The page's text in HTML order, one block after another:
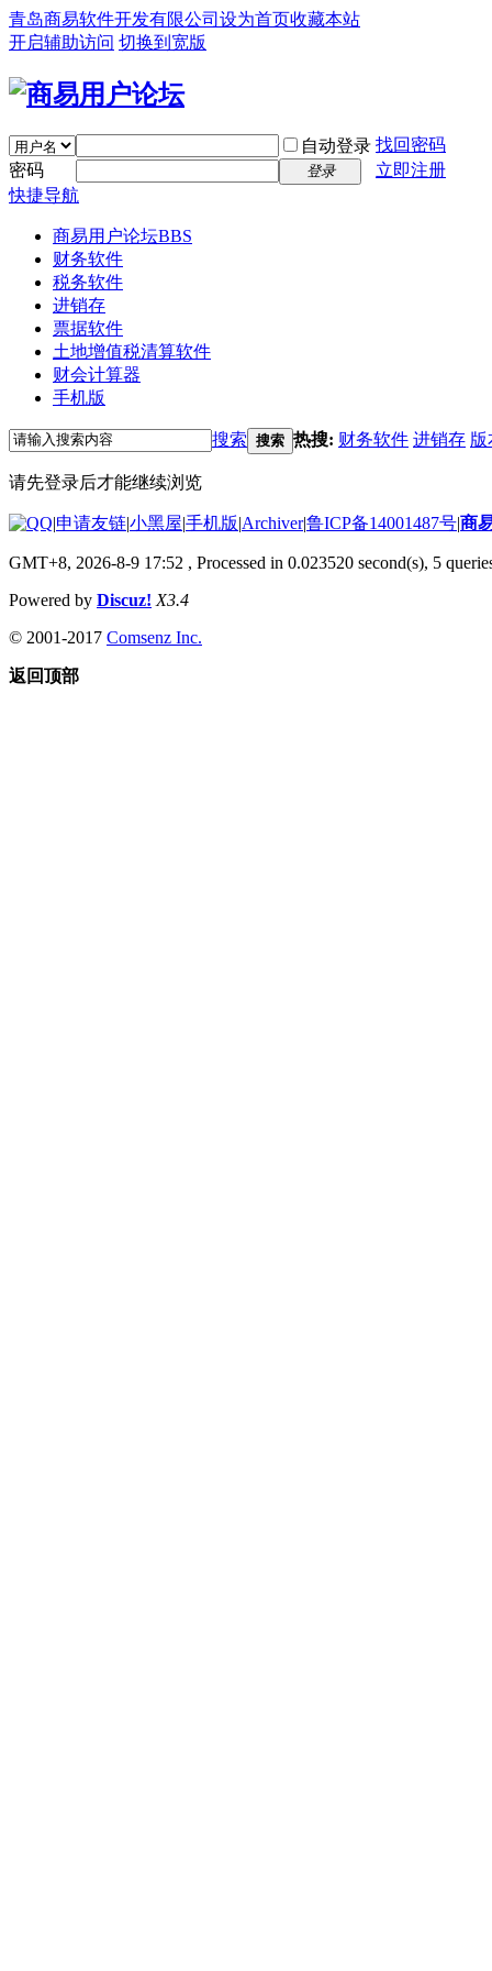
青岛商易软件开发有限公司 设为首页收藏本站
开启辅助访问 切换到宽版
自动登录 找回密码
密码
登录
立即注册
快捷导航
商易用户论坛BBS
财务软件
税务软件
进销存
票据软件
土地增值税清算软件
财会计算器
手机版
搜索 搜索 热搜: 财务软件 进销存 版
请先登录后才能继续浏览
|申请友链|小黑屋|手机版|Archiver|鲁ICP备14001487号|商
GMT+8, 2026-8-9 17:52 , Processed in 0.023520 second(s), 5
Powered by Discuz! X3.4
© 2001-2017 Comsenz Inc.
返回顶部